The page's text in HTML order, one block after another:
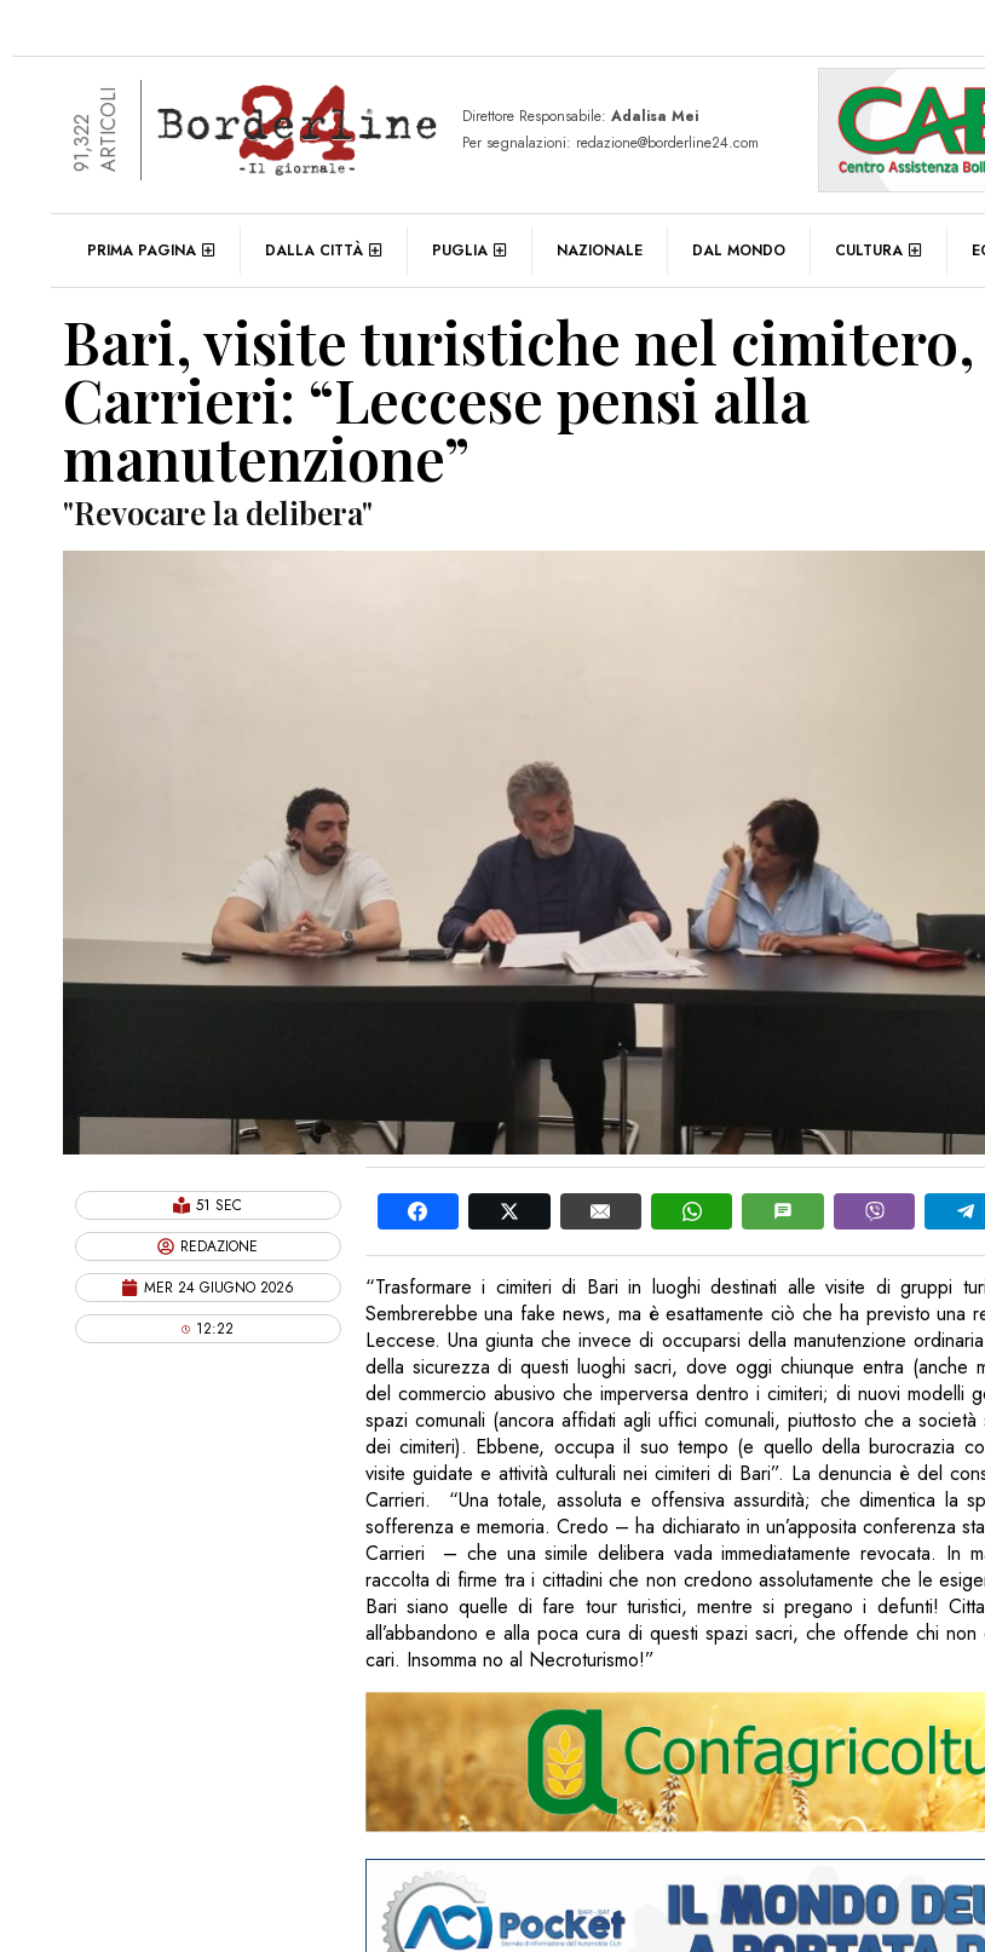
91,322ARTICOLI Direttore Responsabile: Adalisa Mei
Per segnalazioni: redazione@borderline24.com
PRIMA PAGINA DALLA CITTÀ PUGLIA NAZIONALE DAL MONDO CULTURA
Bari, visite turistiche nel
Carrieri: “Leccese pensi alla
manutenzione”
"Revocare la delibera"
51 SEC
REDAZIONE
MER 24 GIUGNO 2026
12:22
“Trasformare i cimiteri di Bari in luoghi destinati alle visite di gruppi
Sembrerebbe una fake news, ma è esattamente ciò che ha previsto una
Leccese. Una giunta che invece di occuparsi della manutenzione
della sicurezza di questi luoghi sacri, dove oggi chiunque entra (anche
del commercio abusivo che imperversa dentro i cimiteri; di nuovi modelli
spazi comunali (ancora affidati agli uffici comunali, piuttosto che a
dei cimiteri). Ebbene, occupa il suo tempo (e quello della burocrazia
visite guidate e attività culturali nei cimiteri di Bari”. La denuncia è del
Carrieri. “Una totale, assoluta e offensiva assurdità; che dimentica la
sofferenza e memoria. Credo – ha dichiarato in un’apposita conferenza
Carrieri – che una simile delibera vada immediatamente revocata. In
raccolta di firme tra i cittadini che non credono assolutamente che le
Bari siano quelle di fare tour turistici, mentre si pregano i defunti!
all’abbandono e alla poca cura di questi spazi sacri, che offende chi
cari. Insomma no al Necroturismo!”